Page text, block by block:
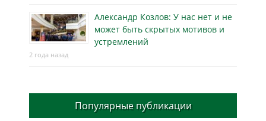
Александр Козлов: У нас нет и не
может быть скрытых мотивов и
устремлений
2 года назад
Популярные публикации